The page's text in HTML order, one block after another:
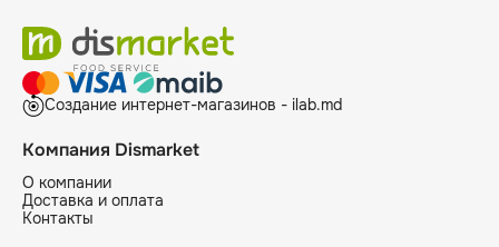
Создание интернет-магазинов - ilab.md
Компания Dismarket
О компании
Доставка и оплата
Контакты